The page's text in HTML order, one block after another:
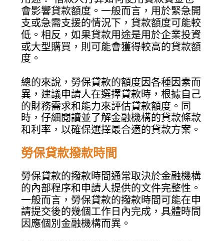
會影響貸款額度。一般而言，用於緊急開
支或急需支援的情況下，貸款額度可能較
低。相反，如果貸款用途是用於企業投資
或大型購買，則可能會獲得較高的貸款額
度。
總的來說，勞保貸款的額度因各種因素而
異，建議申請人在選擇貸款時，根據自己
的財務需求和能力來評估貸款額度。同
時，仔細閱讀並了解金融機構的貸款條款
和利率，以確保選擇最合適的貸款方案。
勞保貸款撥款時間
勞保貸款的撥款時間通常取決於金融機構
的內部程序和申請人提供的文件完整性。
一般而言，勞保貸款的撥款時間可能在申
請提交後的幾個工作日內完成，具體時間
因應個別金融機構而異。